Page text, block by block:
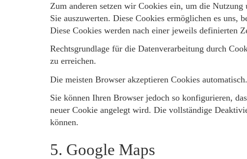
Zum anderen setzen wir Cookies ein, um die
Sie auszuwerten. Diese Cookies ermöglichen es uns,
Diese Cookies werden nach einer jeweils definierten
Rechtsgrundlage für die Datenverarbeitung durch
zu erreichen.
Die meisten Browser akzeptieren Cookies automatisch.
Sie können Ihren Browser jedoch so konfigurieren,
neuer Cookie angelegt wird. Die vollständige
können.
5. Google Maps